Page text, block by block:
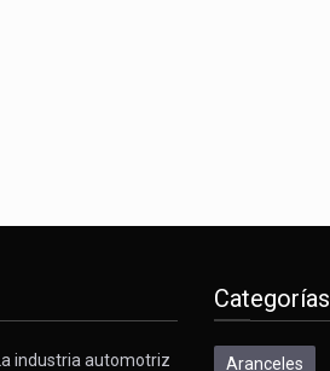
La industria automotriz
Categorías
Aranceles